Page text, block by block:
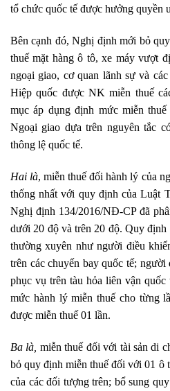
tổ chức quốc tế được hưởng quyền
Bên cạnh đó, Nghị định mới bỏ
thuế mặt hàng ô tô, xe máy vượt
ngoại giao, cơ quan lãnh sự và
Hiệp quốc được NK miễn thuế
mục áp dụng định mức miễn
Ngoại giao dựa trên nguyên tắc
thông lệ quốc tế.
Hai là, miễn thuế đối hành lý của
thống nhất với quy định của Luật
Nghị định 134/2016/NĐ-CP đã
dưới 20 độ và trên 20 độ. Quy định
thường xuyên như người điều
trên các chuyến bay quốc tế;
phục vụ trên tàu hỏa liên vận
mức hành lý miễn thuế cho từng
được miễn thuế 01 lần.
Ba là, miễn thuế đối với tài sản di
bỏ quy định miễn thuế đối với 01 ô
của các đối tượng trên; bổ sung